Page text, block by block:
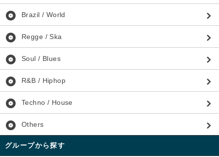
album Brazil / World
album Regge / Ska
album Soul / Blues
album R&B / Hiphop
album Techno / House
album Others
グループから探す